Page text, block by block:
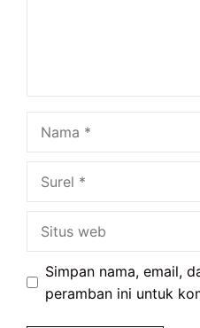
web
Simpan nama, email,
peramban ini untuk